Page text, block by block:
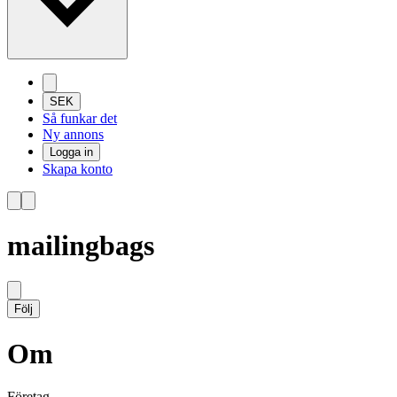
SEK
Så funkar det
Ny annons
Logga in
Skapa konto
mailingbags
Följ
Om